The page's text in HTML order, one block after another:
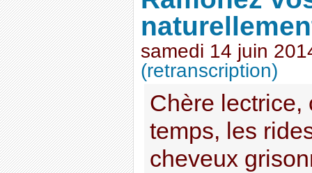
samedi 14 juin
(retranscription)
Chère lectrice,
temps, les
cheveux